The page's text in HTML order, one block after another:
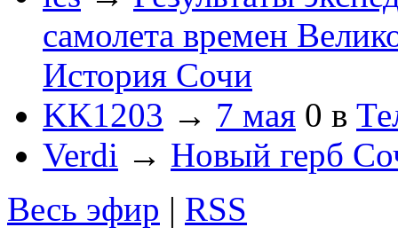
самолета времен
История Сочи
KK1203 → 7 мая 0 в
Verdi → Новый герб
Весь эфир | RSS